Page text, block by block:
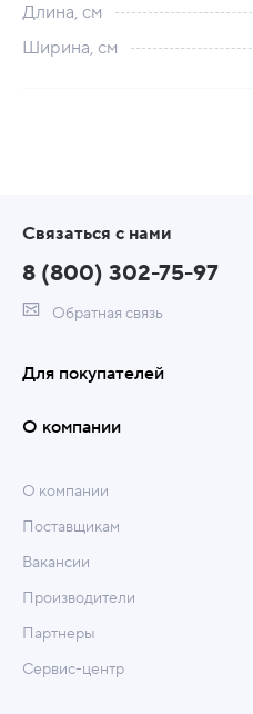
Длина, см
Ширина, см
Связаться с нами
8 (800) 302-75-97
Обратная связь
Для покупателей
О компании
О компании
Поставщикам
Вакансии
Производители
Партнеры
Сервис-центр